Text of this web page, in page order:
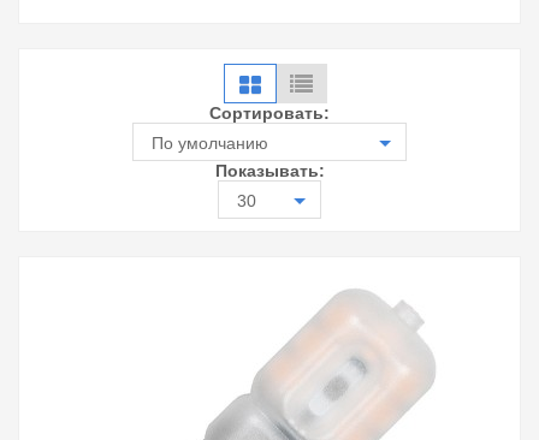
Сортировать:
По умолчанию
Показывать:
30